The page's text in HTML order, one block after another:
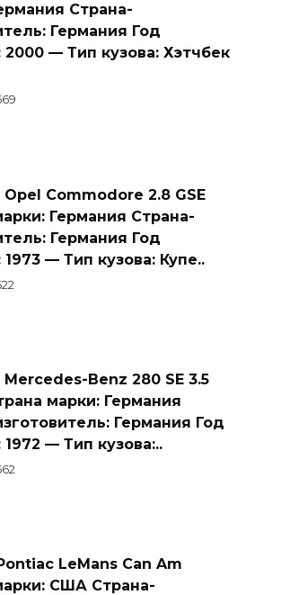
Страна-
Германия Год
2000 — Тип кузова: Хэтчбек
Commodore 2.8 GSE
Германия Страна-
Германия Год
1973 — Тип кузова: Купе..
Benz 280 SE 3.5
марки: Германия
Германия Год
1972 — Тип кузова:..
LeMans Can Am
США Страна-